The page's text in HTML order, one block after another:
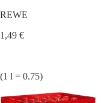
REWE
1,49 €
(1 l = 0.75)